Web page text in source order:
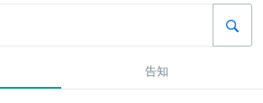
告知